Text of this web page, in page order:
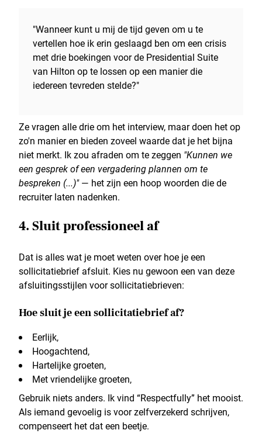
"Wanneer kunt u mij de tijd geven om u te
vertellen hoe ik erin geslaagd ben om een crisis
met drie boekingen voor de Presidential Suite
van Hilton op te lossen op een manier die
iedereen tevreden stelde?"
Ze vragen alle drie om het interview, maar doen het op
zo'n manier en bieden zoveel waarde dat je het bijna
niet merkt. Ik zou afraden om te zeggen "Kunnen we
een gesprek of een vergadering plannen om te
bespreken (...)"— het zijn een hoop woorden die de
recruiter laten nadenken.
4. Sluit professioneel af
Dat is alles wat je moet weten over hoe je een
sollicitatiebrief afsluit. Kies nu gewoon een van deze
afsluitingsstijlen voor sollicitatiebrieven:
Hoe sluit je een sollicitatiebrief af?
Eerlijk,
Hoogachtend,
Hartelijke groeten,
Met vriendelijke groeten,
Gebruik niets anders. Ik vind “Respectfully” het mooist.
Als iemand gevoelig is voor zelfverzekerd schrijven,
compenseert het dat een beetje.